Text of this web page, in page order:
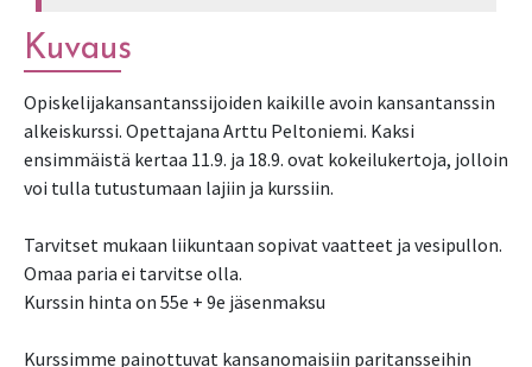
Kuvaus
Opiskelijakansantanssijoiden kaikille avoin kansantanssin
alkeiskurssi. Opettajana Arttu Peltoniemi. Kaksi
ensimmäistä kertaa 11.9. ja 18.9. ovat kokeilukertoja, jolloin
voi tulla tutustumaan lajiin ja kurssiin.
Tarvitset mukaan liikuntaan sopivat vaatteet ja vesipullon.
Omaa paria ei tarvitse olla.
Kurssin hinta on 55e + 9e jäsenmaksu
Kurssimme painottuvat kansanomaisiin paritansseihin